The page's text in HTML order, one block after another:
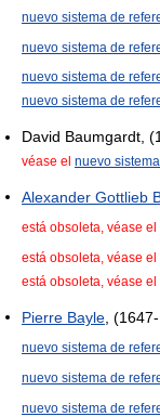
nuevo sistema de
nuevo sistema de
nuevo sistema de
nuevo sistema de
David Baumgardt,
véase el nuevo
Alexander Gottlieb
está obsoleta, véase el
está obsoleta, véase el
está obsoleta, véase el
Pierre Bayle ,
nuevo sistema de
nuevo sistema de
nuevo sistema de